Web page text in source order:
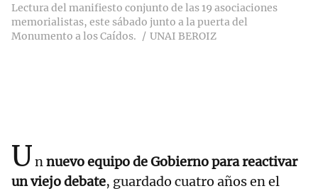
Lectura del manifiesto conjunto de las 19 asociaciones
memorialistas, este sábado junto a la puerta del
Monumento a los Caídos.
UNAI BEROIZ
Unnuevo equipo de Gobierno para reactivar
un viejo debate, guardado cuatro años en el